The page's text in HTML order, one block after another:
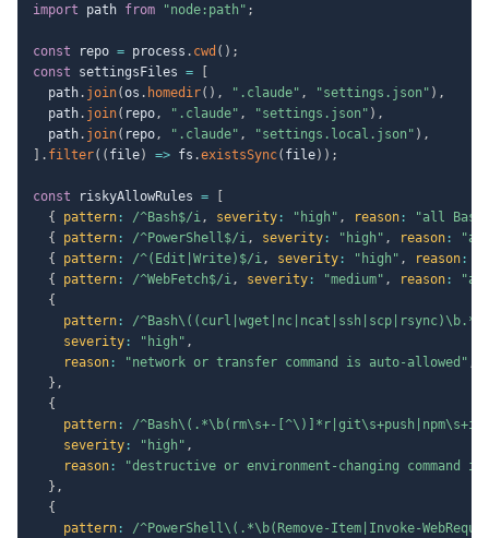
import path from "node:path" ;
const repo = process . cwd ( ) ;
const settingsFiles =
  path
. join(os . homedir( ) , ".claude" , "settings.json" ) ,
  path
. join( repo, ".claude" , "settings.json" ) ,
  path
. join( repo, ".claude" , "settings.local.json" ) ,
. filter( ( file) => fs .existsSync( file) ) ;
const riskyAllowRules =
{
pattern : /^Bash$/i, severity : "high" , reason :
"all Bash
{
pattern : /^PowerShell$/i, severity : "high" , reason :
"all
{
pattern : /^(Edit|Write)$/i, severity : "high" , reason :
{
pattern : /^WebFetch$/i, severity : "medium" , reason :
"all
{
pattern : /
severity : "high" ,
reason : "network or transfer command is auto-allowed" ,
} ,
{
pattern : /^Bash\(.*\b(rm\s+-
severity : "high" ,
reason :
"destructive or environment-changing command
} ,
{
pattern : /^PowerShell\(.*\b(Remove-Item|Invoke-